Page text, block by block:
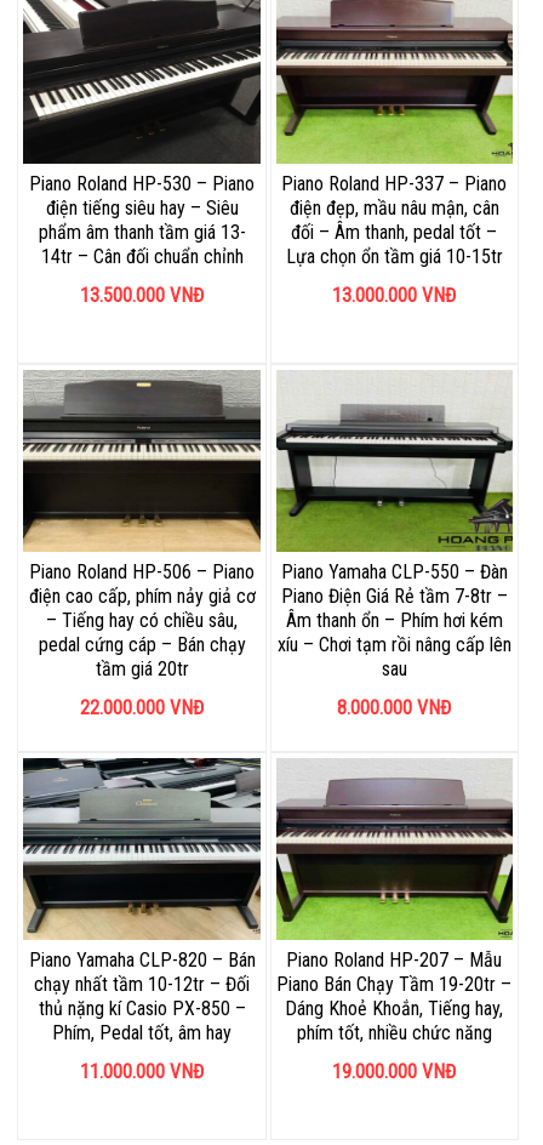
Piano Roland HP-530 – Piano
điện tiếng siêu hay – Siêu
phẩm âm thanh tầm giá 13-
14tr – Cân đối chuẩn chỉnh
13.500.000 VNĐ
Piano Roland HP-337 – Piano
điện đẹp, mầu nâu mận, cân
đối – Âm thanh, pedal tốt –
Lựa chọn ổn tầm giá 10-15tr
13.000.000 VNĐ
Piano Roland HP-506 – Piano
điện cao cấp, phím nảy giả cơ
– Tiếng hay có chiều sâu,
pedal cứng cáp – Bán chạy
tầm giá 20tr
22.000.000 VNĐ
Piano Yamaha CLP-550 – Đàn
Piano Điện Giá Rẻ tầm 7-8tr –
Âm thanh ổn – Phím hơi kém
xíu – Chơi tạm rồi nâng cấp lên
sau
8.000.000 VNĐ
Piano Yamaha CLP-820 – Bán
chạy nhất tầm 10-12tr – Đối
thủ nặng kí Casio PX-850 –
Phím, Pedal tốt, âm hay
11.000.000 VNĐ
Piano Roland HP-207 – Mẫu
Piano Bán Chạy Tầm 19-20tr –
Dáng Khoẻ Khoắn, Tiếng hay,
phím tốt, nhiều chức năng
19.000.000 VNĐ